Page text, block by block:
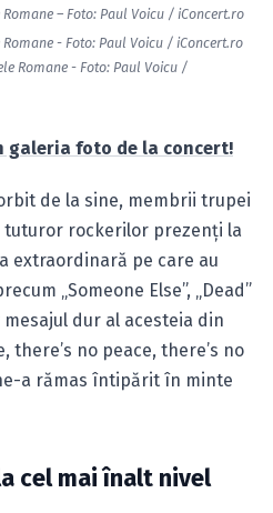
– Foto: Paul Voicu / iConcert.ro
- Foto: Paul Voicu / iConcert.ro
Romane - Foto: Paul Voicu /
galeria foto de la concert!
de la sine, membrii trupei
tuturor rockerilor prezenţi la
extraordinară pe care au
„Someone Else”, „Dead”
mesajul dur al acesteia din
there’s no peace, there’s no
a rămas întipărit în minte
cel mai înalt nivel